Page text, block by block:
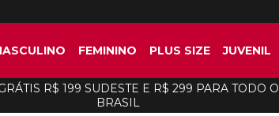
FEMININO PLUS SIZE JUVENIL
R$ 199 SUDESTE E R$ 299 PARA TODO O
BRASIL